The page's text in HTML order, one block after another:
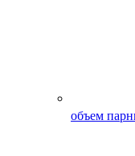
объем